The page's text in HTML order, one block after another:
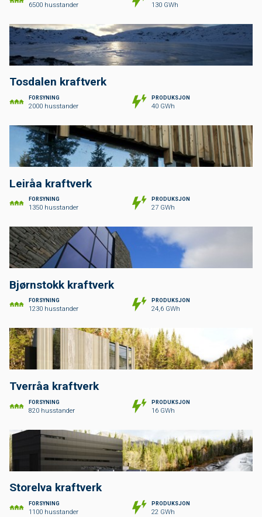
6500 husstander 130 GWh
Tosdalen kraftverk
FORSYNING
2000 husstander
PRODUKSJON
40 GWh
Leiråa kraftverk
FORSYNING
1350 husstander
PRODUKSJON
27 GWh
Bjørnstokk kraftverk
FORSYNING
1230 husstander
PRODUKSJON
24,6 GWh
Tverråa kraftverk
FORSYNING
820 husstander
PRODUKSJON
16 GWh
Storelva kraftverk
FORSYNING
1100 husstander
PRODUKSJON
22 GWh